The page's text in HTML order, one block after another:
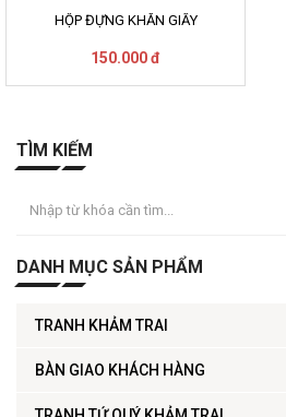
HỘP ĐỰNG KHĂN GIẤY
150.000 đ
TÌM KIẾM
DANH MỤC SẢN PHẨM
TRANH KHẢM TRAI
BÀN GIAO KHÁCH HÀNG